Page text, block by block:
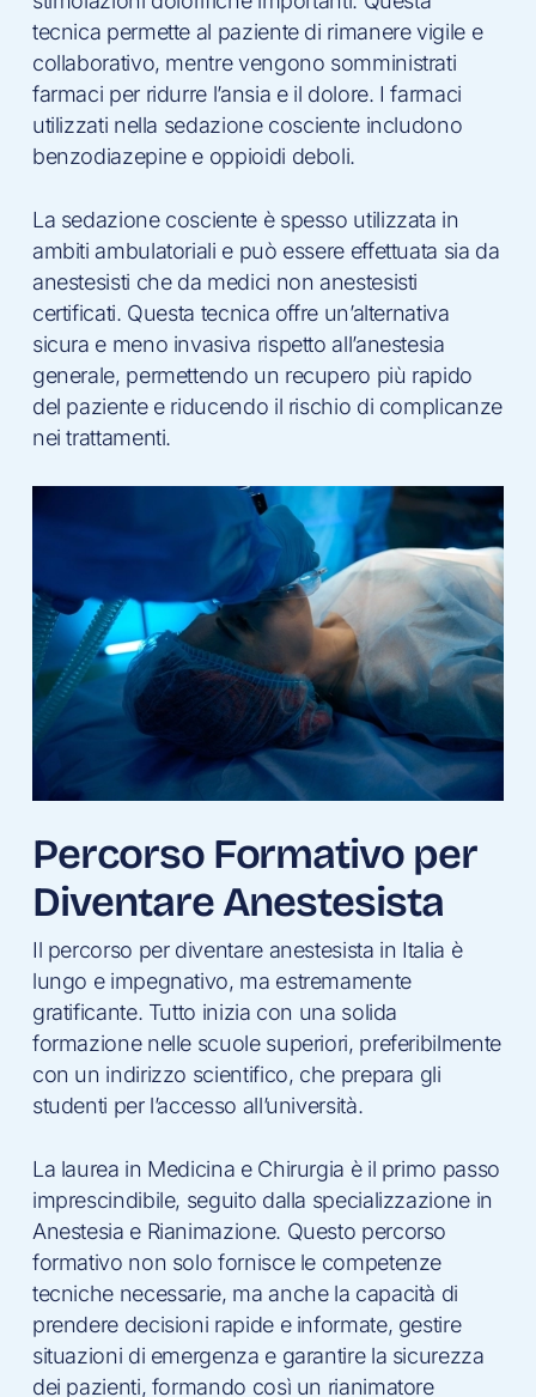
tecnica permette al paziente di rimanere vigile e
collaborativo, mentre vengono somministrati
farmaci per ridurre l’ansia e il dolore. I farmaci
utilizzati nella sedazione cosciente includono
benzodiazepine e oppioidi deboli.
La sedazione cosciente è spesso utilizzata in
ambiti ambulatoriali e può essere effettuata sia da
anestesisti che da medici non anestesisti
certificati. Questa tecnica offre un’alternativa
sicura e meno invasiva rispetto all’anestesia
generale, permettendo un recupero più rapido
del paziente e riducendo il rischio di complicanze
nei trattamenti.
Percorso Formativo per
Diventare Anestesista
Il percorso per diventare anestesista in Italia è
lungo e impegnativo, ma estremamente
gratificante. Tutto inizia con una solida
formazione nelle scuole superiori, preferibilmente
con un indirizzo scientifico, che prepara gli
studenti per l’accesso all’università.
La laurea in Medicina e Chirurgia è il primo passo
imprescindibile, seguito dalla specializzazione in
Anestesia e Rianimazione. Questo percorso
formativo non solo fornisce le competenze
tecniche necessarie, ma anche la capacità di
prendere decisioni rapide e informate, gestire
situazioni di emergenza e garantire la sicurezza
dei pazienti, formando così un rianimatore